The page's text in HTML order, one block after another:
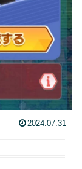
2024.07.31